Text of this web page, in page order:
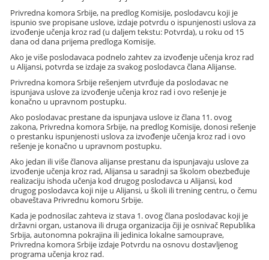
Privredna komora Srbije, na predlog Komisije, poslodavcu koji je
ispunio sve propisane uslove, izdaje potvrdu o ispunjenosti uslova za
izvođenje učenja kroz rad (u daljem tekstu: Potvrda), u roku od 15
dana od dana prijema predloga Komisije.
Ako je više poslodavaca podnelo zahtev za izvođenje učenja kroz rad
u Alijansi, potvrda se izdaje za svakog poslodavca člana Alijanse.
Privredna komora Srbije rešenjem utvrđuje da poslodavac ne
ispunjava uslove za izvođenje učenja kroz rad i ovo rešenje je
konačno u upravnom postupku.
Ako poslodavac prestane da ispunjava uslove iz člana 11. ovog
zakona, Privredna komora Srbije, na predlog Komisije, donosi rešenje
o prestanku ispunjenosti uslova za izvođenje učenja kroz rad i ovo
rešenje je konačno u upravnom postupku.
Ako jedan ili više članova alijanse prestanu da ispunjavaju uslove za
izvođenje učenja kroz rad, Alijansa u saradnji sa školom obezbeđuje
realizaciju ishoda učenja kod drugog poslodavca u Alijansi, kod
drugog poslodavca koji nije u Alijansi, u školi ili trening centru, o čemu
obaveštava Privrednu komoru Srbije.
Kada je podnosilac zahteva iz stava 1. ovog člana poslodavac koji je
državni organ, ustanova ili druga organizacija čiji je osnivač Republika
Srbija, autonomna pokrajina ili jedinica lokalne samouprave,
Privredna komora Srbije izdaje Potvrdu na osnovu dostavljenog
programa učenja kroz rad.